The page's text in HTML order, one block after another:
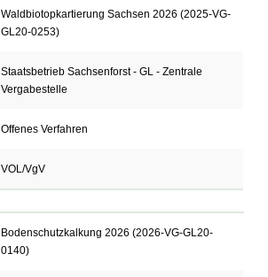
Waldbiotopkartierung Sachsen 2026 (2025-VG-
GL20-0253)
Staatsbetrieb Sachsenforst - GL - Zentrale
Vergabestelle
Offenes Verfahren
VOL/VgV
Bodenschutzkalkung 2026 (2026-VG-GL20-
0140)